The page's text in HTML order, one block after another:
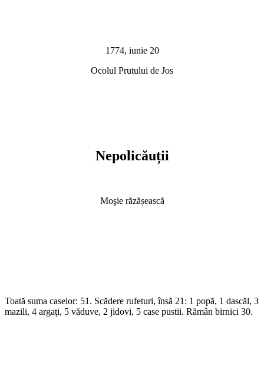
1774, iunie 20
Ocolul Prutului de Jos
Nepolicăuții
Moşie răzășească
Toată suma caselor: 51. Scădere rufeturi, însă 21: 1 popă, 1 dascăl, 3
mazili, 4 argați, 5 văduve, 2 jidovi, 5 case pustii. Rămân birnici 30.